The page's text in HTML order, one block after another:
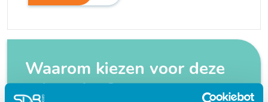
Waarom kiezen voor deze
e-learning?